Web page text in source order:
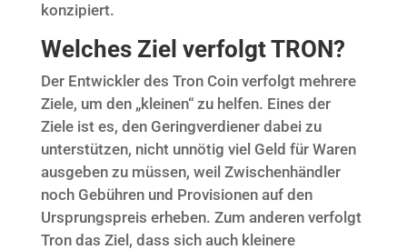
konzipiert.
Welches Ziel verfolgt TRON?
Der Entwickler des Tron Coin verfolgt mehrere
Ziele, um den „kleinen“ zu helfen. Eines der
Ziele ist es, den Geringverdiener dabei zu
unterstützen, nicht unnötig viel Geld für Waren
ausgeben zu müssen, weil Zwischenhändler
noch Gebühren und Provisionen auf den
Ursprungspreis erheben. Zum anderen verfolgt
Tron das Ziel, dass sich auch kleinere